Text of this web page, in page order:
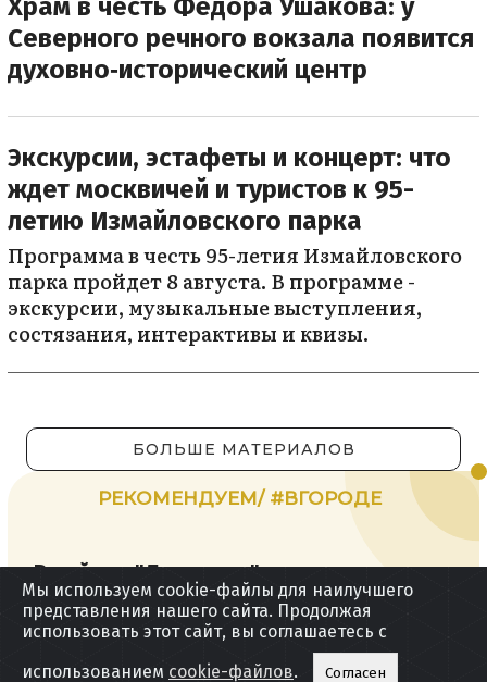
Храм в честь Фёдора Ушакова: у
Северного речного вокзала появится
духовно‑исторический центр
Экскурсии, эстафеты и концерт: что
ждет москвичей и туристов к 95-
летию Измайловского парка
Программа в честь 95-летия Измайловского
парка пройдет 8 августа. В программе -
экскурсии, музыкальные выступления,
состязания, интерактивы и квизы.
БОЛЬШЕ МАТЕРИАЛОВ
РЕКОМЕНДУЕМ/ #ВГОРОДЕ
В районе "Лужников" временно
перекроют несколько улиц 9 августа
Храм в честь Фёдора Ушакова: у
Мы используем cookie-файлы для наилучшего
представления нашего сайта. Продолжая
использовать этот сайт, вы соглашаетесь с
использованием cookie-файлов. Согласен